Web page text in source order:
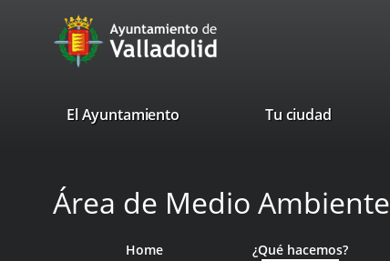
Portal
Web
Ayuntamiento
Valladolid
valladolid.es
El Ayuntamiento Tu ciudad
Área de Medio Ambiente
Home ¿Qué hacemos?